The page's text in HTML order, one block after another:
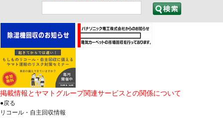
掲載情報とヤマトグループ関連サービスとの関係について
●戻る
リコール・自主回収情報